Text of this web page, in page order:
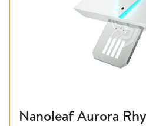
Nanoleaf Aurora